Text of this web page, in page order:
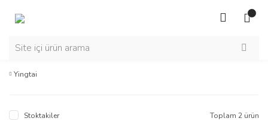
Yingtai
Stoktakiler Toplam 2 ürün